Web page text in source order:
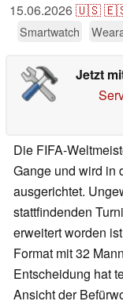
15.06.2026🇺🇸
Smartwatch
Jetzt
Die FIFA-
Gange und wird in
ausgerichtet.
stattfindenden
erweitert worden
Format mit 32
Entscheidung hat
Ansicht der